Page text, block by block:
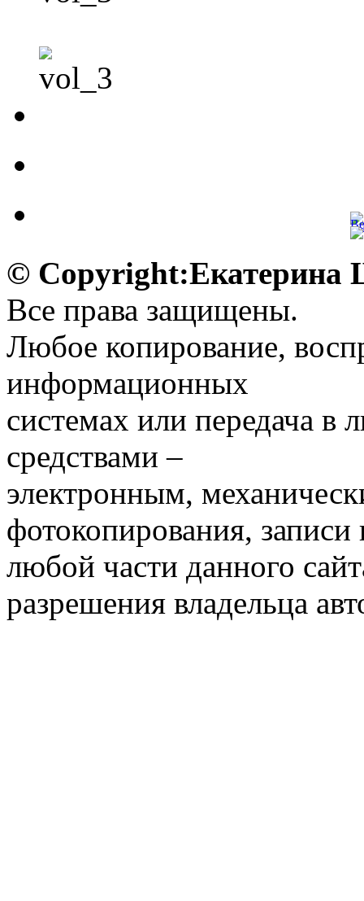
© Copyright:Екатерина
Все права защищены.
Любое копирование,
информационных
системах или передача
средствами –
электронным,
фотокопирования,
любой части данного
разрешения владельца